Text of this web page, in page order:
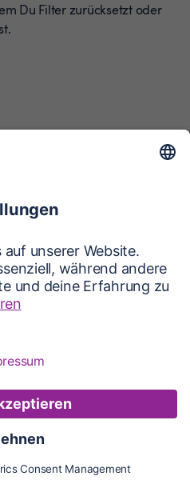
Konto
Karte
Du Filter zurücksetzt oder